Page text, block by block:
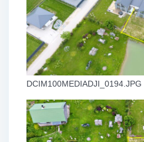
DCIM100MEDIADJI_0194.JPG